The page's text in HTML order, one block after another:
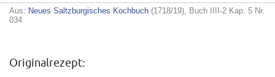
Aus: Neues Saltzburgisches Kochbuch (1718/19), Buch IIII-2 Kap. 5 Nr.
034
Originalrezept: